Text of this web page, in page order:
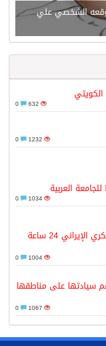
الشخصي علي
632
1232
العربية
1034
السعودية تمهل الملحق العسكري الإيراني 24 ساعة
1004
سيادتها على مناطقها
1067